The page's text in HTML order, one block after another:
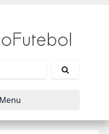
Menu